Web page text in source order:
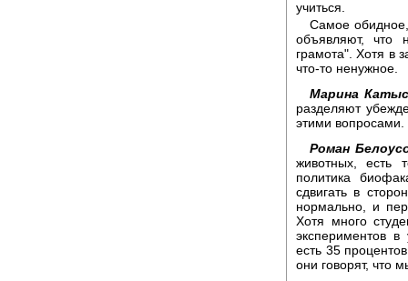
учиться.
Самое
объявляют, что
грамота". Хотя в
что-то ненужное.
Марина
разделяют
этими вопросами.
Роман
животных, есть
политика
сдвигать в
нормально, и
Хотя много
экспериментов
есть 35
они говорят, что